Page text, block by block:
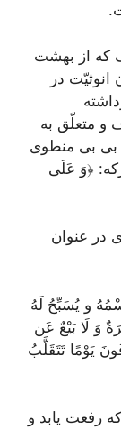
كه از بهشت
در
و متعلّق به
بى بى منطوى
﴿وَ عَلَى
در عنوان
و يُسَبِّحُ لَهُ
وَ لَا بَيْعٌ عَن
يَوْمًا تَتَقَلَّبُ
رفعت يابد و